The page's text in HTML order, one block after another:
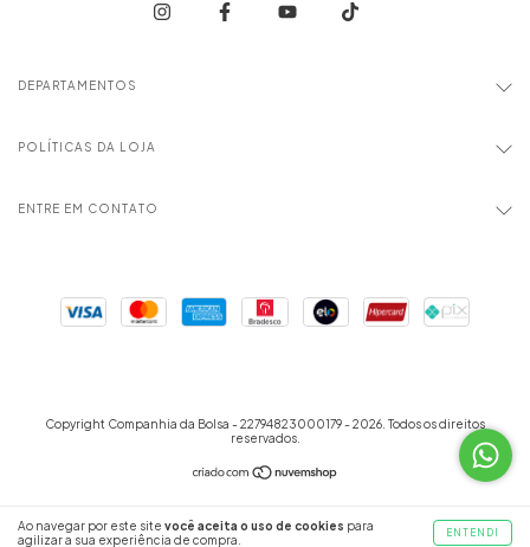
Ao navegar por este site você aceita o uso de cookies para
agilizar a sua experiência de compra.
ENTENDI
DEPARTAMENTOS
POLÍTICAS DA LOJA
ENTRE EM CONTATO
Copyright Companhia da Bolsa - 22794823000179 - 2026. Todos os direitos
reservados.